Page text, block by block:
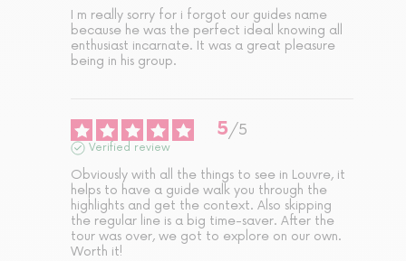
I m really sorry for i forgot our guides name
because he was the perfect ideal knowing all
enthusiast incarnate. It was a great pleasure
being in his group.
5/5
Verified review
Obviously with all the things to see in Louvre, it
helps to have a guide walk you through the
highlights and get the context. Also skipping
the regular line is a big time-saver. After the
tour was over, we got to explore on our own.
Worth it!